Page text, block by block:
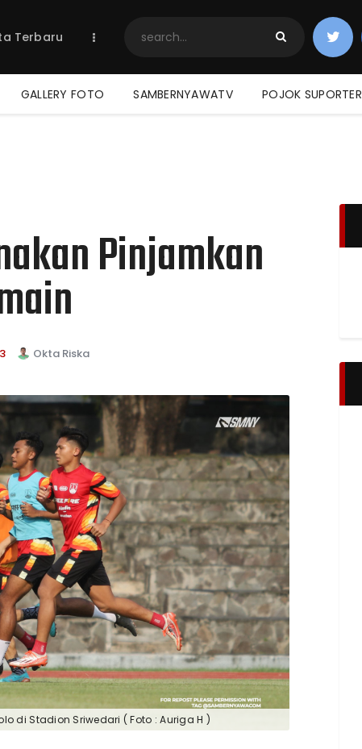
Terbaru
GALLERY FOTO SAMBERNYAWATV POJOK SUPORTER
Berita Terbaru
Jadwal & Hasil
Klasemen
Pinjamkan
Okta Riska
di Stadion Sriwedari ( Foto : Auriga H )